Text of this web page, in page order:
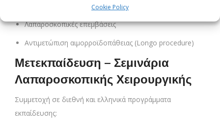
Cookie Policy
Κοιλιακή χειρουργική
Λαπαροσκοπικές επεμβάσεις
Αντιμετώπιση αιμορροϊδοπάθειας (Longo procedure)
Μετεκπαίδευση – Σεμινάρια
Λαπαροσκοπικής Χειρουργικής
Συμμετοχή σε διεθνή και ελληνικά προγράμματα
εκπαίδευσης: